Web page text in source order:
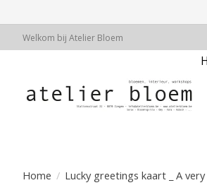
Welkom bij Atelier Bloem
Home / Lucky greetings kaart _ A